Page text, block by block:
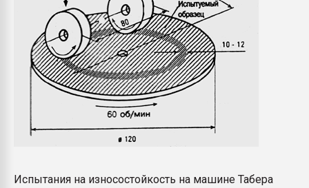
Испытания на износостойкость на машине Табера